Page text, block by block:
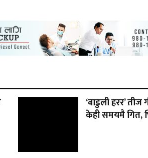
‘बाडुली हरर’
केही समयमै गित,